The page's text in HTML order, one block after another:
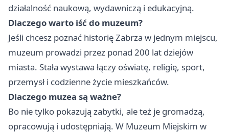
działalność naukową, wydawniczą i edukacyjną.
Dlaczego warto iść do muzeum?
Jeśli chcesz poznać historię Zabrza w jednym miejscu,
muzeum prowadzi przez ponad 200 lat dziejów
miasta. Stała wystawa łączy oświatę, religię, sport,
przemysł i codzienne życie mieszkańców.
Dlaczego muzea są ważne?
Bo nie tylko pokazują zabytki, ale też je gromadzą,
opracowują i udostępniają. W Muzeum Miejskim w